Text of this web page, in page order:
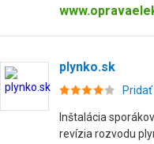
plynko.sk
Inštalácia
revízia rozvodu